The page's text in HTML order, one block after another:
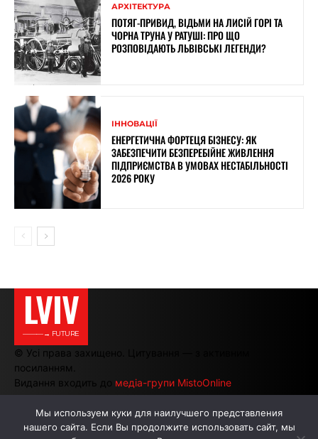
АРХІТЕКТУРА
ПОТЯГ-ПРИВИД, ВІДЬМИ НА ЛИСІЙ ГОРІ ТА
ЧОРНА ТРУНА У РАТУШІ: ПРО ЩО
РОЗПОВІДАЮТЬ ЛЬВІВСЬКІ ЛЕГЕНДИ?
ІННОВАЦІЇ
ЕНЕРГЕТИЧНА ФОРТЕЦЯ БІЗНЕСУ: ЯК
ЗАБЕЗПЕЧИТИ БЕЗПЕРЕБІЙНЕ ЖИВЛЕННЯ
ПІДПРИЄМСТВА В УМОВАХ НЕСТАБІЛЬНОСТІ
2026 РОКУ
LVIV
———→ FUTURE
© Усі права захищено. Цитування — з активним
посиланням.
Видання входить до медіа-групи MistoOnline
АВТОРИ РЕКЛАМА НА САЙТІ
Мы используем куки для наилучшего представления
нашего сайта. Если Вы продолжите использовать сайт, мы